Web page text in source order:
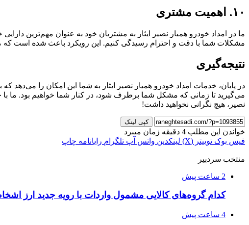
۱۰. اهمیت مشتری
ما در امداد خودرو همیار نصیر ایثار به مشتریان خود به عنوان مهم‌ترین
مشکلات شما با دقت و احترام رسیدگی کنیم. این رویکرد باعث شده است که
نتیجه‌گیری
در پایان، خدمات امداد خودرو همیار نصیر ایثار به شما این امکان را
می‌گیرید تا زمانی که مشکل شما برطرف شود، در کنار شما خواهیم بود. ما
نصیر، هیچ نگرانی نخواهید داشت!
کپی لینک
خواندن این مطلب 4 دقیقه زمان میبرد
فیس بوک توییتر (X) لینکدین واتس آپ تلگرام رایانامه چاپ
منتخب سردبیر
2 ساعت پیش
کدام گروه‌های کالایی مشمول واردات با رویه جدید ارز
4 ساعت پیش